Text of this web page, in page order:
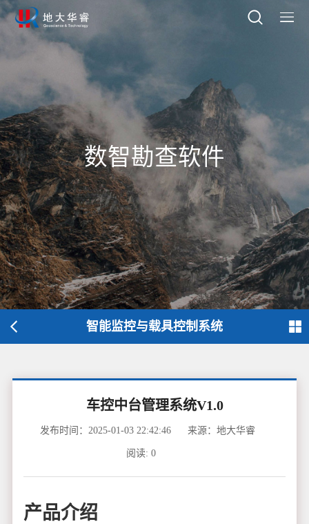
数智勘查软件
智能监控与载具控制系统
车控中台管理系统V1.0
发布时间：2025-01-03 22:42:46 来源：地大华睿
阅读: 0
产品介绍